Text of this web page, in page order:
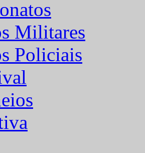
Militares
Policiais